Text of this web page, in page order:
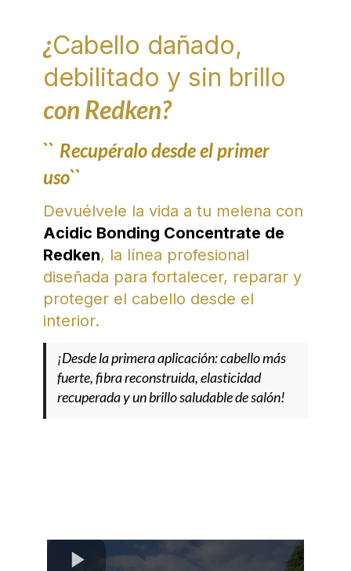
¿Cabello dañado,
debilitado y sin brillo
con Redken?
`` Recupéralo desde el primer
uso``
Devuélvele la vida a tu melena con
Acidic Bonding Concentrate de
Redken, la línea profesional
diseñada para fortalecer, reparar y
proteger el cabello desde el
interior.
¡Desde la primera aplicación: cabello más
fuerte, fibra reconstruida, elasticidad
recuperada y un brillo saludable de salón!